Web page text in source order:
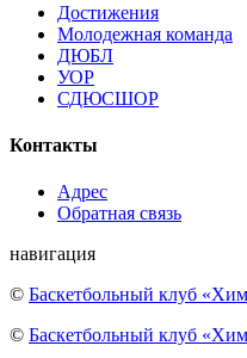
Достижения
Молодежная команда
ДЮБЛ
УОР
СДЮСШОР
Контакты
Адрес
Обратная связь
навигация
© Баскетбольный клуб
© Баскетбольный клуб